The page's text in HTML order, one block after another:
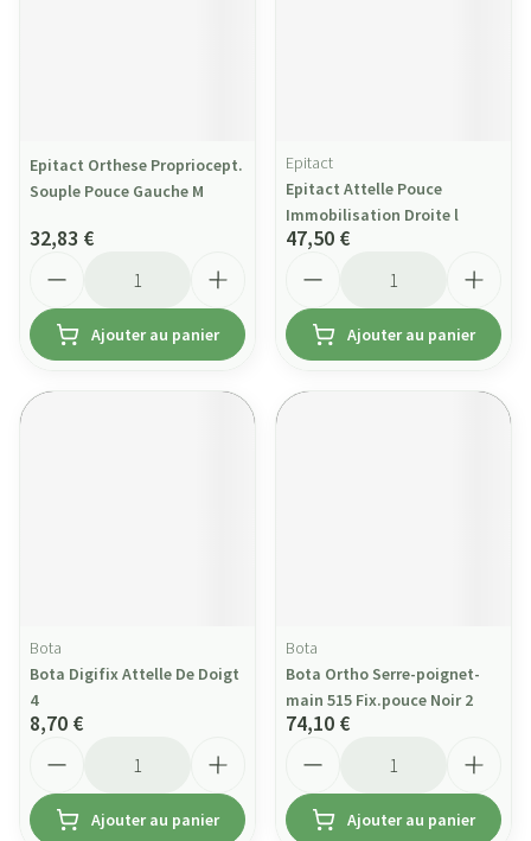
Epitact Orthese Propriocept.
Souple Pouce Gauche M
32,83 €
Ajouter au panier
Epitact
Epitact Attelle Pouce
Immobilisation Droite l
47,50 €
Ajouter au panier
Bota
Bota Digifix Attelle De Doigt
4
8,70 €
Ajouter au panier
Bota
Bota Ortho Serre-poignet-
main 515 Fix.pouce Noir 2
74,10 €
Ajouter au panier